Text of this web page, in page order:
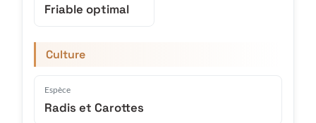
Friable optimal
Culture
Espèce
Radis et Carottes